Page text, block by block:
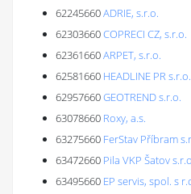
62245660ADRIE, s.r.o.
62303660COPRECI CZ, s.r.o.
62361660ARPET, s.r.o.
62581660 HEADLINE PR s.r.o.
62957660GEOTREND s.r.o.
63078660 Roxy, a.s.
63275660 FerStav Příbram
63472660 Pila VKP Šatov
63495660 EP servis, spol. s